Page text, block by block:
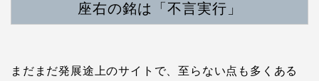
座右の銘は「不言実行」
まだまだ発展途上のサイトで、至らない点も多くある